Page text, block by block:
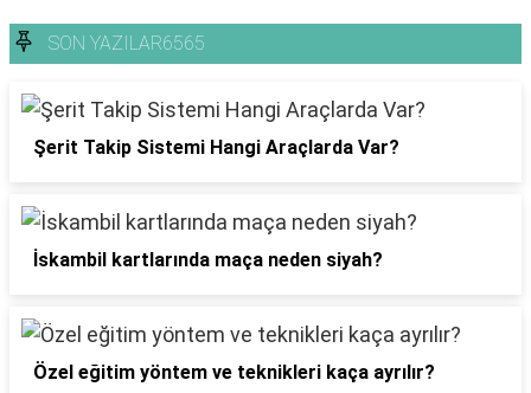
SON YAZILAR6565
Şerit Takip Sistemi Hangi Araçlarda Var?
İskambil kartlarında maça neden siyah?
Özel eğitim yöntem ve teknikleri kaça ayrılır?